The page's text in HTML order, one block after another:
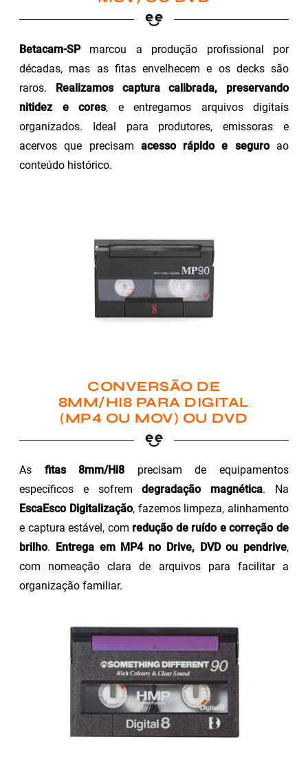
Betacam-SPmarcou a produção profissional por
décadas, mas as fitas envelhecem e os decks são
raros.
Realizamos captura calibrada, preservando
nitidez e cores, e entregamos arquivos digitais
organizados. Ideal para produtores, emissoras e
acervos que precisam acesso rápido e seguroao
conteúdo histórico.
CONVERSÃO DE
8MM/HI8 PARA DIGITAL
(MP4 OU MOV) OU DVD
As fitas 8mm/Hi8 precisam de equipamentos
específicos e sofremdegradação magnética. Na
EscaEsco Digitalização, fazemos limpeza, alinhamento
e captura estável, com redução de ruído e correção de
brilho. Entrega em MP4 no Drive, DVD ou pendrive,
com nomeação clara de arquivos para facilitar a
organização familiar.